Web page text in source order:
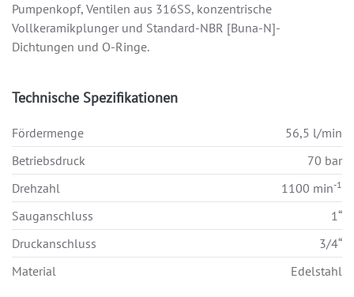
Pumpenkopf, Ventilen aus 316SS, konzentrische
Vollkeramikplunger und Standard-NBR [Buna-N]-
Dichtungen und O-Ringe.
Technische Spezifikationen
Fördermenge
56,5 l/min
Betriebsdruck
70 bar
Drehzahl
1100 min-1
Sauganschluss
1“
Druckanschluss
3/4“
Material
Edelstahl